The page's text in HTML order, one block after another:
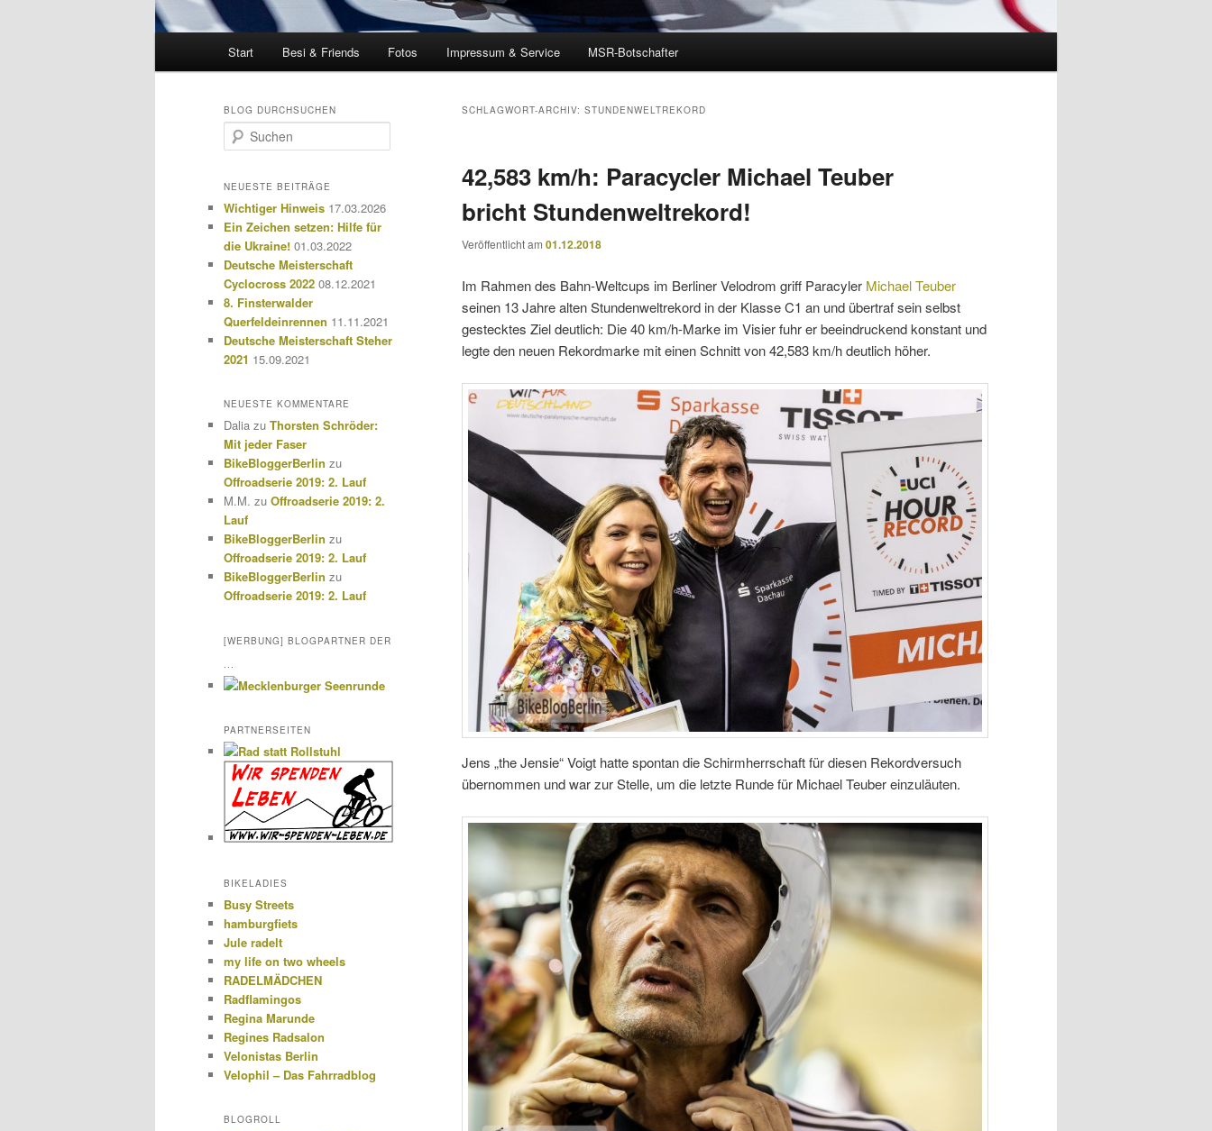
Start Besi & Friends Fotos Impressum & Service MSR-Botschafter
SCHLAGWORT-ARCHIV: STUNDENWELTREKORD
42,583 km/h: Paracycler Michael Teuber
bricht Stundenweltrekord!
Veröffentlicht am 01.12.2018
Im Rahmen des Bahn-Weltcups im Berliner Velodrom griff Paracyler Michael Teuber
seinen 13 Jahre alten Stundenweltrekord in der Klasse C1 an und übertraf sein selbst
gestecktes Ziel deutlich: Die 40 km/h-Marke im Visier fuhr er beeindruckend konstant und
legte den neuen Rekordmarke mit einen Schnitt von 42,583 km/h deutlich höher.
Jens „the Jensie“ Voigt hatte spontan die Schirmherrschaft für diesen Rekordversuch
übernommen und war zur Stelle, um die letzte Runde für Michael Teuber einzuläuten.
BLOG DURCHSUCHEN
u
h
n
NEUESTE BEITRÄGE
Wichtiger Hinweis 17.03.2026
Ein Zeichen setzen: Hilfe für
die Ukraine! 01.03.2022
Deutsche Meisterschaft
Cyclocross 2022 08.12.2021
8. Finsterwalder
Querfeldeinrennen 11.11.2021
Deutsche Meisterschaft Steher
2021 15.09.2021
NEUESTE KOMMENTARE
Dalia zu Thorsten Schröder:
Mit jeder Faser
BikeBloggerBerlin zu
Offroadserie 2019: 2. Lauf
M.M. zu Offroadserie 2019: 2.
Lauf
BikeBloggerBerlin zu
Offroadserie 2019: 2. Lauf
BikeBloggerBerlin zu
Offroadserie 2019: 2. Lauf
[WERBUNG] BLOGPARTNER DER
PARTNERSEITEN
BIKELADIES
Busy Streets
hamburgfiets
Jule radelt
my life on two wheels
RADELMÄDCHEN
Radflamingos
Regina Marunde
Regines Radsalon
Velonistas Berlin
Velophil – Das Fahrradblog
BLOGROLL